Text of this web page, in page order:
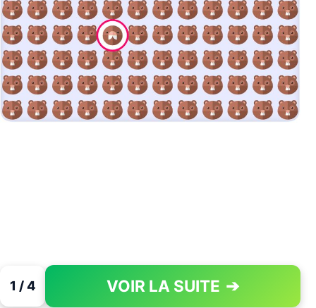
1 / 4 VOIR LA SUITE ➔
PAGE 1 OF 4